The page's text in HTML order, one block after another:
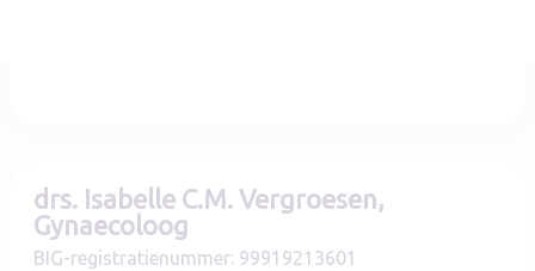
drs. Isabelle C.M. Vergroesen,
Gynaecoloog
BIG-registratienummer: 99919213601